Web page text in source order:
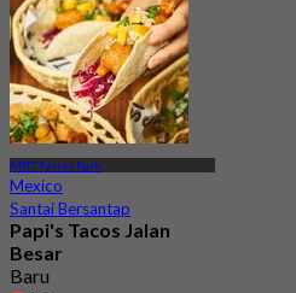
MRT Farrer Park
Mexico
Santai Bersantap
Papi's Tacos Jalan
Besar
Baru